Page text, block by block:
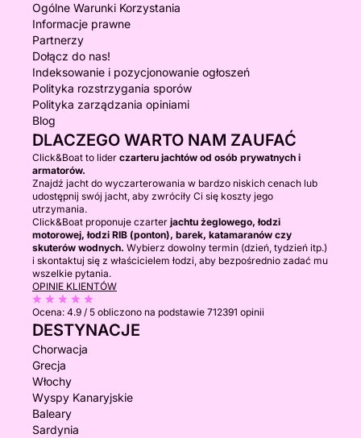
Ogólne Warunki Korzystania
Informacje prawne
Partnerzy
Dołącz do nas!
Indeksowanie i pozycjonowanie ogłoszeń
Polityka rozstrzygania sporów
Polityka zarządzania opiniami
Blog
DLACZEGO WARTO NAM ZAUFAĆ
Click&Boat to lider czarteru jachtów od osób prywatnych i
armatorów.
Znajdź jacht do wyczarterowania w bardzo niskich cenach lub
udostępnij swój jacht, aby zwróciły Ci się koszty jego
utrzymania.
Click&Boat proponuje czarter jachtu żeglowego, łodzi
motorowej, łodzi RIB (ponton), barek, katamaranów czy
skuterów wodnych. Wybierz dowolny termin (dzień, tydzień itp.)
i skontaktuj się z właścicielem łodzi, aby bezpośrednio zadać mu
wszelkie pytania.
OPINIE KLIENTÓW
Ocena: 4.9 / 5 obliczono na podstawie 712391 opinii
DESTYNACJE
Chorwacja
Grecja
Włochy
Wyspy Kanaryjskie
Baleary
Sardynia